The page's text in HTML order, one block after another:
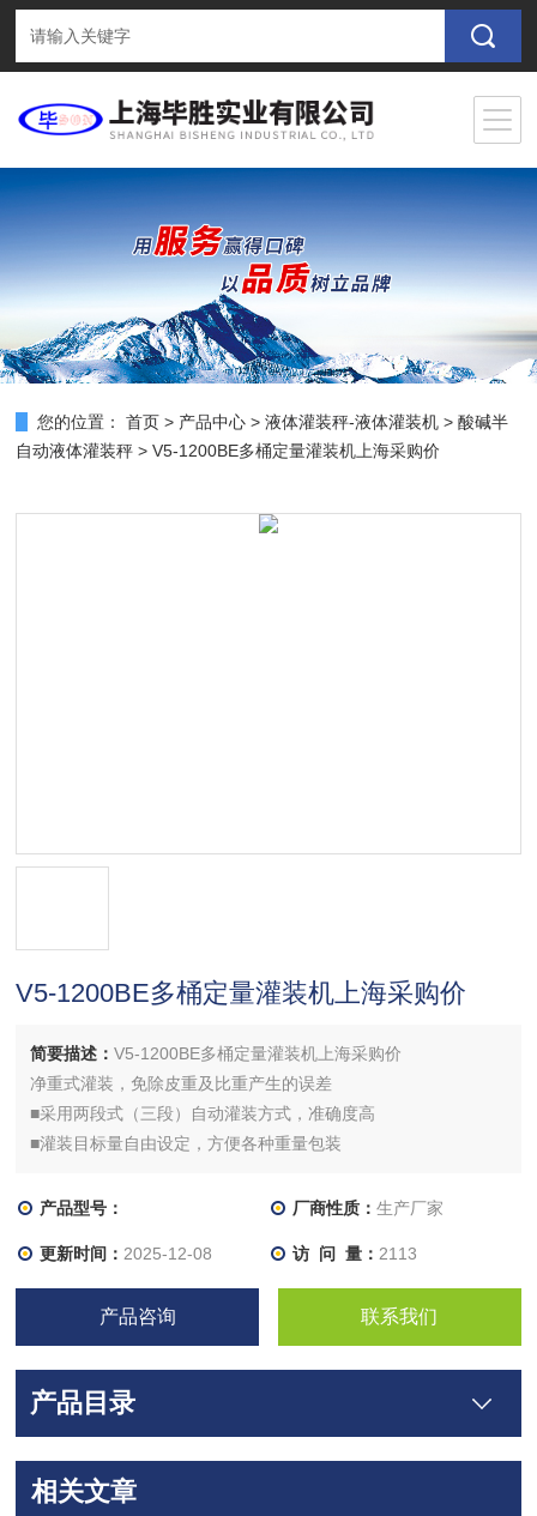
您的位置： 首页 > 产品中心 >液体灌装秤-液体灌装机 >酸碱半
自动液体灌装秤 > V5-1200BE多桶定量灌装机上海采购价
V5-1200BE多桶定量灌装机上海采购价
简要描述：V5-1200BE多桶定量灌装机上海采购价
净重式灌装，免除皮重及比重产生的误差
■采用两段式（三段）自动灌装方式，准确度高
■灌装目标量自由设定，方便各种重量包装
产品型号： 厂商性质： 生产厂家
更新时间： 2025-12-08 访 问 量： 2113
产品咨询 联系我们
产品目录
相关文章